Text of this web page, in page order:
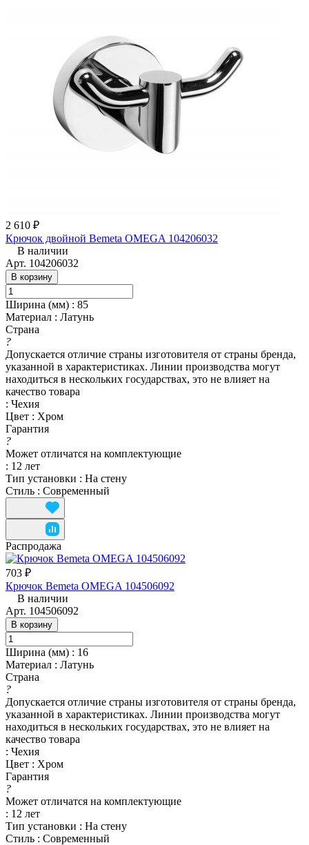
2 610 ₽
Крючок двойной Bemeta OMEGA 104206032
В наличии
Арт. 104206032
В корзину
Ширина (мм) : 85
Материал : Латунь
Страна
?
Допускается отличие страны изготовителя от страны бренда,
указанной в характеристиках. Линии производства могут
находиться в нескольких государствах, это не влияет на
качество товара
: Чехия
Цвет : Хром
Гарантия
?
Может отличатся на комплектующие
: 12 лет
Тип установки : На стену
Стиль : Современный
Распродажа
703 ₽
Крючок Bemeta OMEGA 104506092
В наличии
Арт. 104506092
В корзину
Ширина (мм) : 16
Материал : Латунь
Страна
?
Допускается отличие страны изготовителя от страны бренда,
указанной в характеристиках. Линии производства могут
находиться в нескольких государствах, это не влияет на
качество товара
: Чехия
Цвет : Хром
Гарантия
?
Может отличатся на комплектующие
: 12 лет
Тип установки : На стену
Стиль : Современный